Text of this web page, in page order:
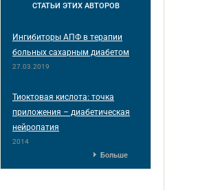
СТАТЬИ ЭТИХ АВТОРОВ
Ингибиторы АПФ в терапии
больных сахарным диабетом
27.03.2019
Тиоктовая кислота: точка
приложения – диабетическая
нейропатия
2014
Больше